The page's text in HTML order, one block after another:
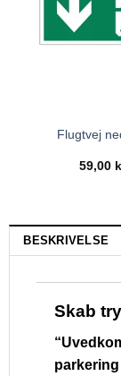
Flugtvej
59,00
BESKRIVELSE
Skab